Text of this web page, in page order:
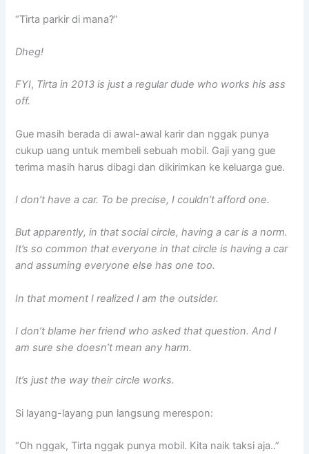
“Tirta parkir di mana?”
Dheg!
FYI, Tirta in 2013 is just a regular dude who works his ass
off.
Gue masih berada di awal-awal karir dan nggak punya
cukup uang untuk membeli sebuah mobil. Gaji yang gue
terima masih harus dibagi dan dikirimkan ke keluarga gue.
I don’t have a car. To be precise, I couldn’t afford one.
But apparently, in that social circle, having a car is a norm.
It’s so common that everyone in that circle is having a car
and assuming everyone else has one too.
In that moment I realized I am the outsider.
I don’t blame her friend who asked that question. And I
am sure she doesn’t mean any harm.
It’s just the way their circle works.
Si layang-layang pun langsung merespon:
“Oh nggak, Tirta nggak punya mobil. Kita naik taksi aja..”